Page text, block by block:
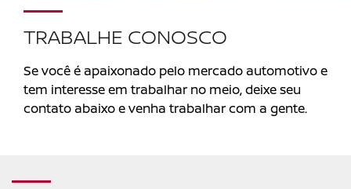
TRABALHE CONOSCO
Se você é apaixonado pelo mercado automotivo e
tem interesse em trabalhar no meio, deixe seu
contato abaixo e venha trabalhar com a gente.